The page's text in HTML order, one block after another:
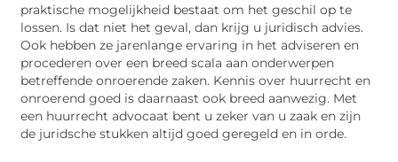
praktische mogelijkheid bestaat om het geschil op te
lossen. Is dat niet het geval, dan krijg u juridisch advies.
Ook hebben ze jarenlange ervaring in het adviseren en
procederen over een breed scala aan onderwerpen
betreffende onroerende zaken. Kennis over huurrecht en
onroerend goed is daarnaast ook breed aanwezig. Met
een huurrecht advocaat bent u zeker van u zaak en zijn
de juridsche stukken altijd goed geregeld en in orde.